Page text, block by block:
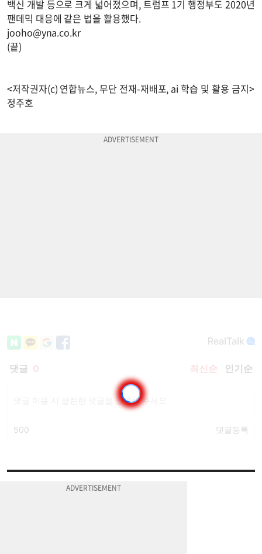
백신 개발 등으로 크게 넓어졌으며, 트럼프 1기 행정부도 2020년
팬데믹 대응에 같은 법을 활용했다.
jooho@yna.co.kr
(끝)
<저작권자(c) 연합뉴스, 무단 전재-재배포, ai 학습 및 활용 금지>
정주호